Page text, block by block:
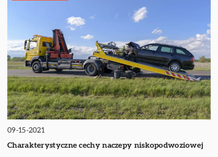
09-15-2021
Charakterystyczne cechy naczepy niskopodwoziowej